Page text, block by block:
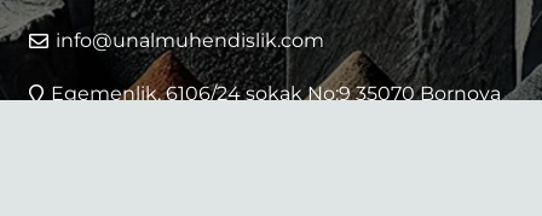
info@unalmuhendislik.com
Egemenlik, 6106/24 sokak No:9 35070 Bornova